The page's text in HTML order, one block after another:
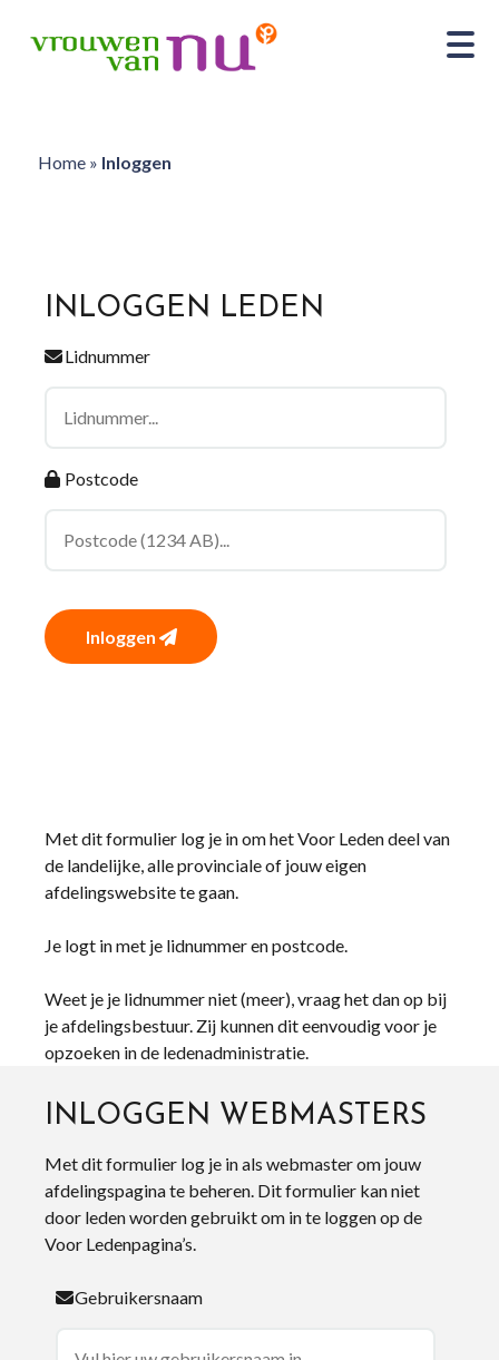
Home» Inloggen
INLOGGEN LEDEN
Lidnummer
Postcode
Inloggen
Met dit formulier log je in om het Voor Leden deel van
de landelijke, alle provinciale of jouw eigen
afdelingswebsite te gaan.
Je logt in met je lidnummer en postcode.
Weet je je lidnummer niet (meer), vraag het dan op bij
je afdelingsbestuur. Zij kunnen dit eenvoudig voor je
opzoeken in de ledenadministratie.
INLOGGEN WEBMASTERS
Met dit formulier log je in als webmaster om jouw
afdelingspagina te beheren. Dit formulier kan niet
door leden worden gebruikt om in te loggen op de
Voor Ledenpagina’s.
Gebruikersnaam